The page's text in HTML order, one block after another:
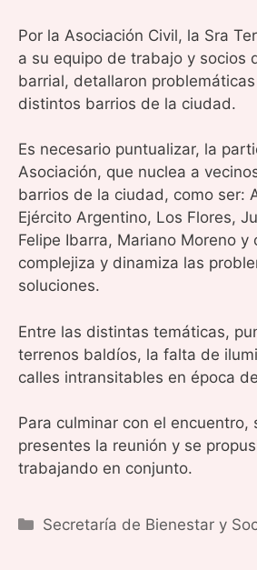
Por la Asociación Civil, la Sra
a su equipo de trabajo y socios
barrial, detallaron
distintos barrios de la ciudad.
Es necesario puntualizar, la
Asociación, que nuclea a
barrios de la ciudad, como ser:
Ejército Argentino, Los Flores,
Felipe Ibarra, Mariano Moreno y
complejiza y dinamiza las
soluciones.
Entre las distintas temáticas,
terrenos baldíos, la falta de
calles intransitables en época
Para culminar con el encuentro,
presentes la reunión y se
trabajando en conjunto.
Categorías
Secretaría de Bienestar y